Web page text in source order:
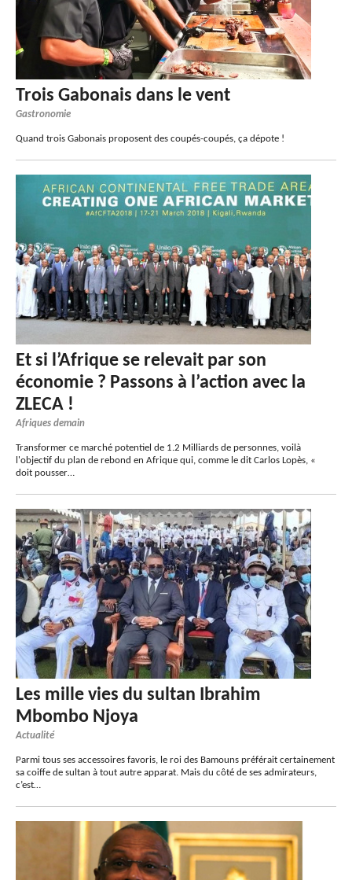
Trois Gabonais dans le vent
Gastronomie
Quand trois Gabonais proposent des coupés-coupés, ça dépote !
Et si l’Afrique se relevait par son
économie ? Passons à l’action avec la
ZLECA !
Afriques demain
Transformer ce marché potentiel de 1.2 Milliards de personnes, voilà
l'objectif du plan de rebond en Afrique qui, comme le dit Carlos Lopès, «
doit pousser…
Les mille vies du sultan Ibrahim
Mbombo Njoya
Actualité
Parmi tous ses accessoires favoris, le roi des Bamouns préférait certainement
sa coiffe de sultan à tout autre apparat. Mais du côté de ses admirateurs,
c’est…